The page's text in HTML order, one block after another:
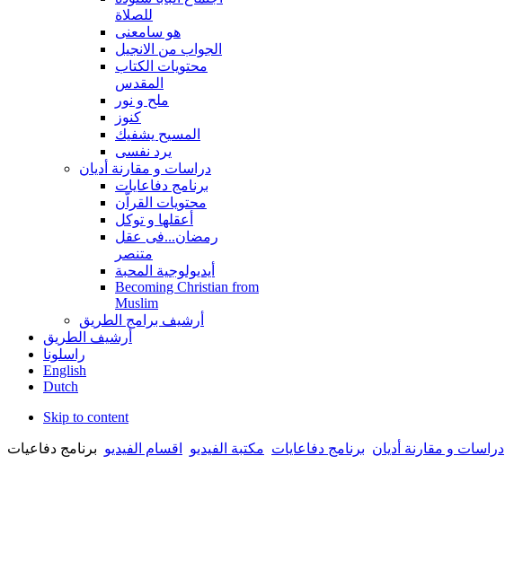
للصلاة
هو سامعنى
الجواب من الانجيل
محتويات الكتاب
المقدس
ملح و نور
كنوز
المسيح يشفيك
يرد نفسى
دراسات و مقارنة أديان
برنامج دفاعايات
محتويات القراّن
أعقلها و توكل
رمضان...فى عقل
متنصر
أيديولوجية المحبة
Becoming Christian from
Muslim
أرشيف برامج الطريق
أرشيف الطريق
راسلونا
English
Dutch
Skip to content
دراسات و مقارنة أديان برنامج دفاعايات مكتبة الفيديو اقسام الفيديو برنامج دفاعيات